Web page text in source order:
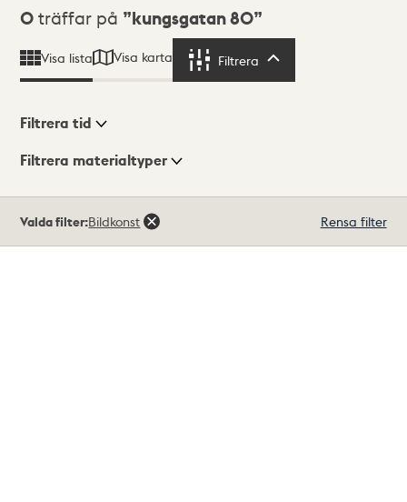
Sökresultat
0 träffar på kungsgatan 80
Visa lista Visa karta Filtrera
Visningsläge
Filtrera tid
Filtrera materialtyper
träffar
Valda filter:Bildkonst Rensa filter